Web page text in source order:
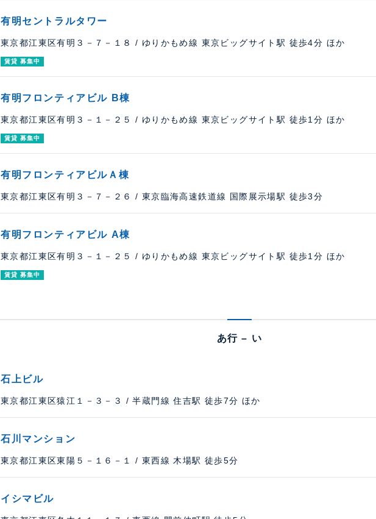
有明セントラルタワー
東京都江東区有明３－７－１８ / ゆりかもめ線 東京ビッグサイト駅 徒歩4分 ほか
賃貸 募集中
有明フロンティアビル B棟
東京都江東区有明３－１－２５ / ゆりかもめ線 東京ビッグサイト駅 徒歩1分 ほか
賃貸 募集中
有明フロンティアビルＡ棟
東京都江東区有明３－７－２６ / 東京臨海高速鉄道線 国際展示場駅 徒歩3分
有明フロンティアビル A棟
東京都江東区有明３－１－２５ / ゆりかもめ線 東京ビッグサイト駅 徒歩1分 ほか
賃貸 募集中
あ行 – い
石上ビル
東京都江東区猿江１－３－３ / 半蔵門線 住吉駅 徒歩7分 ほか
石川マンション
東京都江東区東陽５－１６－１ / 東西線 木場駅 徒歩5分
イシマビル